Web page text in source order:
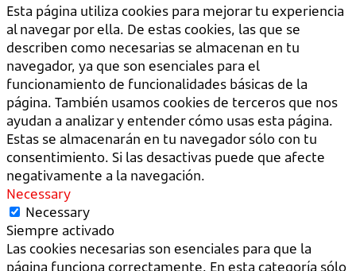
Esta página utiliza cookies para mejorar tu experiencia
al navegar por ella. De estas cookies, las que se
describen como necesarias se almacenan en tu
navegador, ya que son esenciales para el
funcionamiento de funcionalidades básicas de la
página. También usamos cookies de terceros que nos
ayudan a analizar y entender cómo usas esta página.
Estas se almacenarán en tu navegador sólo con tu
consentimiento. Si las desactivas puede que afecte
negativamente a la navegación.
Necessary
Necessary
Siempre activado
Las cookies necesarias son esenciales para que la
página funciona correctamente. En esta categoría sólo